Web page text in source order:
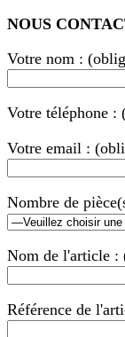
NOUS
Votre nom :
Votre téléphone :
Votre email :
Nombre de
Nom de l'article :
Référence de